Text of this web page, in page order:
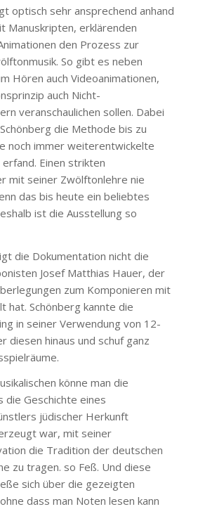
optisch sehr ansprechend anhand
Manuskripten, erklärenden
den Prozess zur
So gibt es neben
Hören auch Videoanimationen,
auch Nicht-
veranschaulichen sollen. Dabei
die Methode bis zu
noch immer weiterentwickelte
Einen strikten
mit seiner Zwölftonlehre nie
das bis heute ein beliebtes
ist die Ausstellung so
die Dokumentation nicht die
Josef Matthias Hauer, der
zum Komponieren mit
hat. Schönberg kannte die
in seiner Verwendung von 12-
diesen hinaus und schuf ganz
könne man die
die Geschichte eines
jüdischer Herkunft
war, mit seiner
die Tradition der deutschen
zu tragen. so Feß. Und diese
sich über die gezeigten
dass man Noten lesen kann